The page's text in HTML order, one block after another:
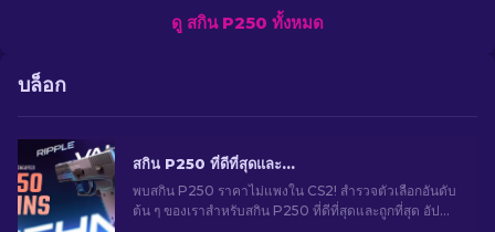
ดู สกิน P250 ทั้งหมด
บล็อก
สกิน P250 ที่ดีที่สุดและถูกที่สุดใน CS2 [2026]
พบสกิน P250 ราคาไม่แพงใน CS2! สำรวจตัวเลือกอันดับ
ต้น ๆ ของเราสำหรับสกิน P250 ที่ดีที่สุดและถูกที่สุด อัป